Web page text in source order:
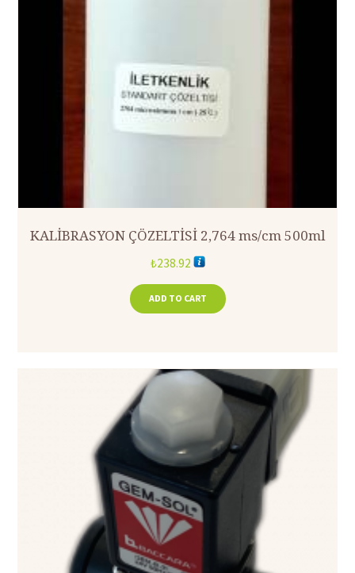
KALİBRASYON ÇÖZELTİSİ 2,764 ms/cm 500ml
₺238.92
ADD TO CART